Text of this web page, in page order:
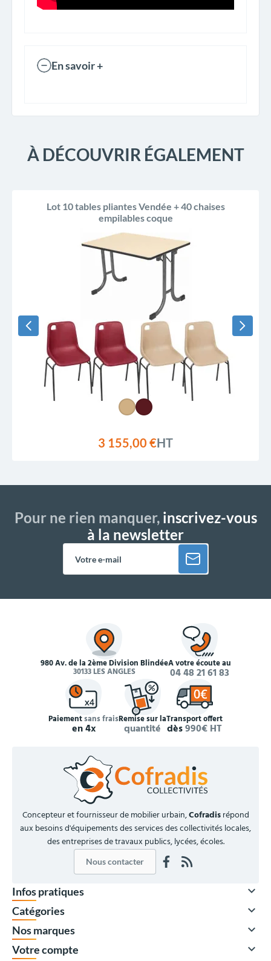
En savoir +
À DÉCOUVRIR ÉGALEMENT
Lot 10 tables pliantes Vendée + 40 chaises
empilables coque
3 155,00 €HT
Pour ne rien manquer,inscrivez-vous
à la newsletter
980 Av. de la 2ème Division Blindée
30133 LES ANGLES
À votre écoute au
04 48 21 61 83
Paiementsans frais
en 4x
Remise sur la
quantité
Transport offert
dès990€ HT
Concepteur et fournisseur de mobilier urbain,Cofradisrépond
aux besoins d'équipements des services des collectivités locales,
des entreprises de travaux publics, lycées, écoles.
Nous contacter
Infos pratiques 
Catégories 
Nos marques 
Votre compte 